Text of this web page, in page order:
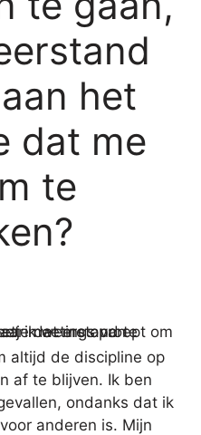
het
dat me
te
altijd de discipline op
af te blijven. Ik ben
ondanks dat ik
anderen is. Mijn